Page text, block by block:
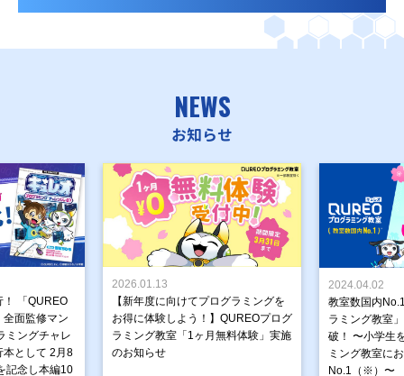
NEWS
お知らせ
！ 「QUREO
面監修マン
ミングチャレ
本として 2月8
記念し本編10
2026.01.13
【新年度に向けてプログラミングを
お得に体験しよう！】QUREOプログ
ラミング教室「1ヶ月無料体験」実施
のお知らせ
2024.04.02
教室数国内
ラミング教室
破！ 〜小学生
ミング教室に
No.1（※）〜